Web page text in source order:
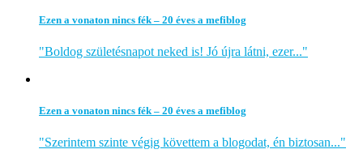
Ezen a vonaton nincs fék – 20 éves a mefiblog
"Boldog születésnapot neked is! Jó újra látni, ezer..."
Ezen a vonaton nincs fék – 20 éves a mefiblog
"Szerintem szinte végig követtem a blogodat, én biztosan..."